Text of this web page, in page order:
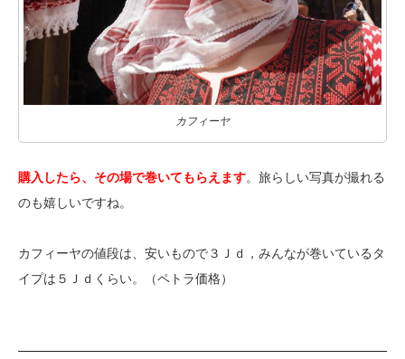
カフィーヤ
購入したら、その場で巻いてもらえます。旅らしい写真が撮れる
のも嬉しいですね。
カフィーヤの値段は、安いもので３Ｊｄ，みんなが巻いているタ
イプは５Ｊｄくらい。（ペトラ価格）